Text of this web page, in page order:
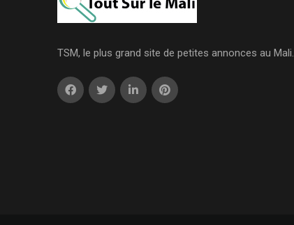
TSM, le plus grand site de petites annonces au Mali.